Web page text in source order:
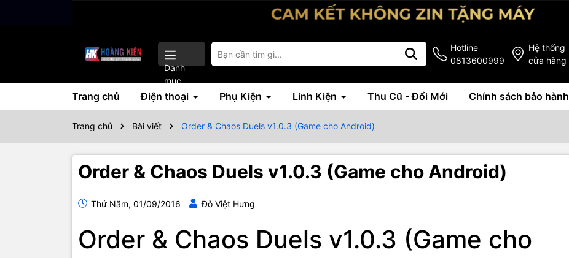
Danh
mục
Hotline
0813600999
Hệ thống
cửa hàng
Trang chủ Điện thoại Phụ Kiện Linh Kiện Thu Cũ - Đổi Mới Chính sách bảo hành
Trang chủ Bài viết Order & Chaos Duels v1.0.3 (Game cho Android)
Order & Chaos Duels v1.0.3 (Game cho Android)
Thứ Năm, 01/09/2016 Đỗ Việt Hưng
Order & Chaos Duels v1.0.3 (Game cho